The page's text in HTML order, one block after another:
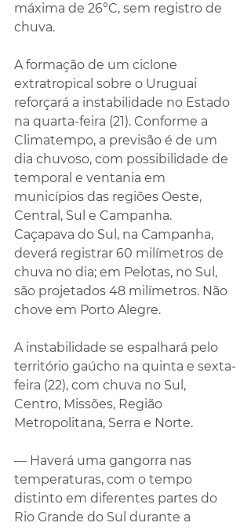
máxima de 26°C, sem registro de
chuva.
A formação de um ciclone
extratropical sobre o Uruguai
reforçará a instabilidade no Estado
na quarta-feira (21). Conforme a
Climatempo, a previsão é de um
dia chuvoso, com possibilidade de
temporal e ventania em
municípios das regiões Oeste,
Central, Sul e Campanha.
Caçapava do Sul, na Campanha,
deverá registrar 60 milímetros de
chuva no dia; em Pelotas, no Sul,
são projetados 48 milímetros. Não
chove em Porto Alegre.
A instabilidade se espalhará pelo
território gaúcho na quinta e sexta-
feira (22), com chuva no Sul,
Centro, Missões, Região
Metropolitana, Serra e Norte.
— Haverá uma gangorra nas
temperaturas, com o tempo
distinto em diferentes partes do
Rio Grande do Sul durante a